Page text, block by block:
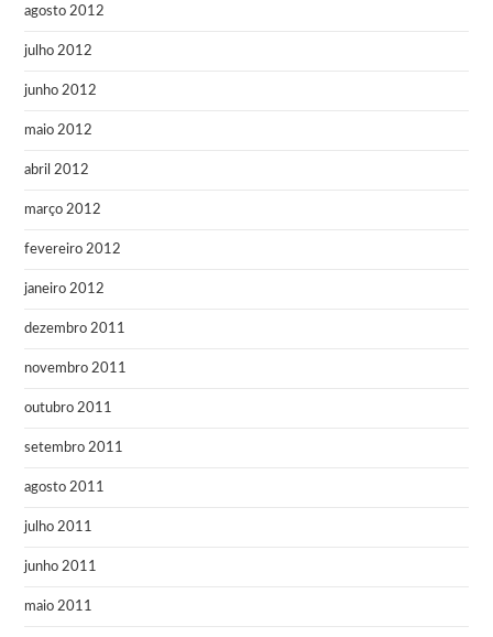
agosto 2012
julho 2012
junho 2012
maio 2012
abril 2012
março 2012
fevereiro 2012
janeiro 2012
dezembro 2011
novembro 2011
outubro 2011
setembro 2011
agosto 2011
julho 2011
junho 2011
maio 2011